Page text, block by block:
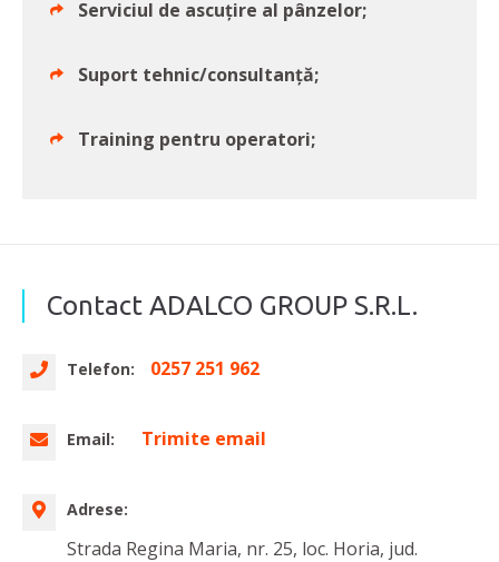
Serviciul de ascuțire al pânzelor;
Suport tehnic/consultanță;
Training pentru operatori;
Contact ADALCO GROUP S.R.L.
Telefon: 0257 251 962
Email: Trimite email
Adrese:
Strada Regina Maria, nr. 25, loc. Horia, jud.